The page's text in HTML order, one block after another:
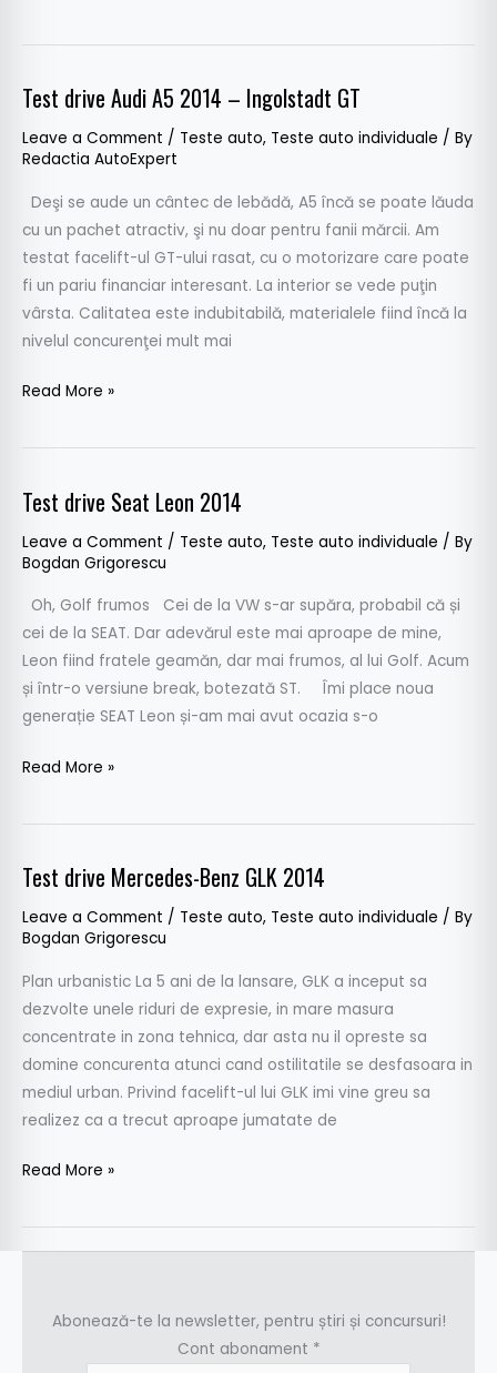
Test drive Audi A5 2014 – Ingolstadt GT
Leave a Comment / Teste auto, Teste auto individuale / By
Redactia AutoExpert
Deşi se aude un cântec de lebădă, A5 încă se poate lăuda
cu un pachet atractiv, şi nu doar pentru fanii mărcii. Am
testat facelift-ul GT-ului rasat, cu o motorizare care poate
fi un pariu financiar interesant. La interior se vede puţin
vârsta. Calitatea este indubitabilă, materialele fiind încă la
nivelul concurenţei mult mai
Test
Audi
2014
–
Ingolstadt
GT
Read More »
Test drive Seat Leon 2014
Leave a Comment / Teste auto, Teste auto individuale / By
Bogdan Grigorescu
Oh, Golf frumos Cei de la VW s-ar supăra, probabil că și
cei de la SEAT. Dar adevărul este mai aproape de mine,
Leon fiind fratele geamăn, dar mai frumos, al lui Golf. Acum
și într-o versiune break, botezată ST. Îmi place noua
generație SEAT Leon și-am mai avut ocazia s-o
Test
Seat
2014
Read More »
Test drive Mercedes-Benz GLK 2014
Leave a Comment / Teste auto, Teste auto individuale / By
Bogdan Grigorescu
Plan urbanistic La 5 ani de la lansare, GLK a inceput sa
dezvolte unele riduri de expresie, in mare masura
concentrate in zona tehnica, dar asta nu il opreste sa
domine concurenta atunci cand ostilitatile se desfasoara in
mediul urban. Privind facelift-ul lui GLK imi vine greu sa
realizez ca a trecut aproape jumatate de
Test
Mercedes-
GLK
2014
Read More »
Abonează-te la newsletter, pentru știri și concursuri!
Cont abonament *